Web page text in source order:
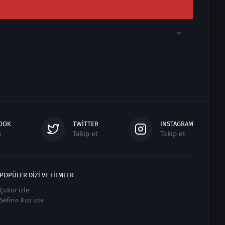
TWITTER
Takip et
INSTAGRAM
Takip et
POPÜLER DIZI VE FILMLER
Çukur izle
Sefirin Kızı izle